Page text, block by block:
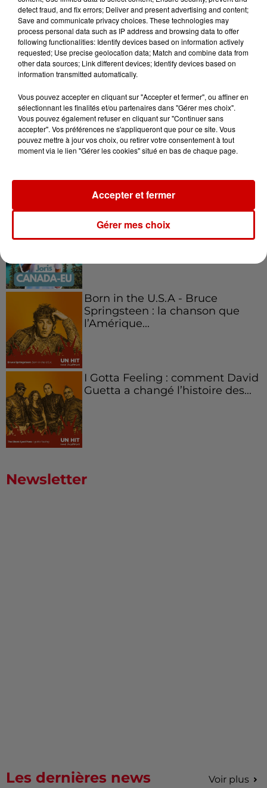
Le Duel - Gagnez votre balade
en jet ski !
Podcasts Voir plus
Kelly Massol, figure
emblématique de
Aménager un school bus au
Canada et accueillir les bleus à
Boston,...
Born in the U.S.A - Bruce
Springsteen : la chanson que
l’Amérique...
I Gotta Feeling : comment David
Guetta a changé l’histoire des...
Newsletter
Les dernières news Voir plus
detect fraud, and fix errors; Deliver and present advertising and content;
Save and communicate privacy choices. These technologies may
process personal data such as IP address and browsing data to offer
following functionalities: Identify devices based on information actively
requested; Use precise geolocation data; Match and combine data from
other data sources; Link different devices; Identify devices based on
information transmitted automatically.
Vous pouvez accepter en cliquant sur "Accepter et fermer", ou affiner en
sélectionnant les finalités et/ou partenaires dans "Gérer mes choix".
Vous pouvez également refuser en cliquant sur "Continuer sans
accepter". Vos préférences ne s'appliqueront que pour ce site. Vous
pouvez mettre à jour vos choix, ou retirer votre consentement à tout
moment via le lien "Gérer les cookies" situé en bas de chaque page.
Gérer mes choix
Accepter et fermer